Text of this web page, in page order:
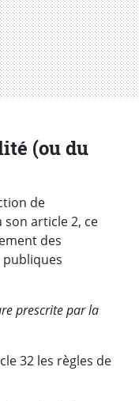
(ou du
de
son article 2, ce
des
prescrite par la
32 les règles de